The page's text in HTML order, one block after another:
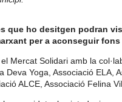
que ho desitgen podran
per a aconseguir
Mercat Solidari amb la
Deva Yoga, Associació
ALCE, Associació Felina